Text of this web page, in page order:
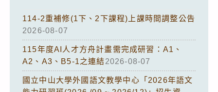
114-2重補修(1下、2下課程)上課時間調整公告
2026-08-07
115年度AI人才方舟計畫需完成研習：A1、
A2、A3、B5-1之連結2026-08-07
國立中山大學外國語文教學中心「2026年語文